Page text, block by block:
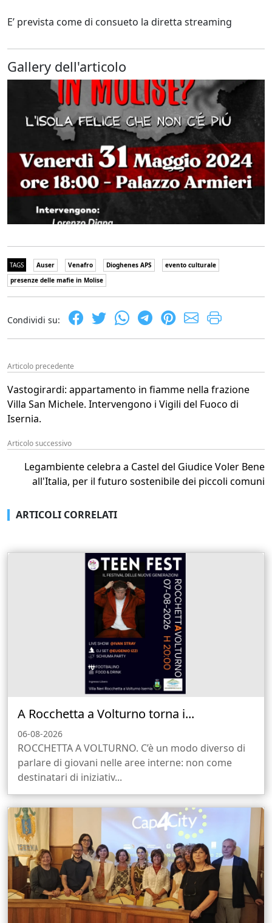
E’ prevista come di consueto la diretta streaming
Gallery dell'articolo
TAGS Auser Venafro Dioghenes APS
evento culturale
presenze delle mafie in Molise
Condividi su:
Articolo precedente
Vastogirardi: appartamento in fiamme nella frazione
Villa San Michele. Intervengono i Vigili del Fuoco di
Isernia.
Articolo successivo
Legambiente celebra a Castel del Giudice Voler Bene
all'Italia, per il futuro sostenibile dei piccoli comuni
ARTICOLI CORRELATI
A Rocchetta a Volturno torna i...
06-08-2026
ROCCHETTA A VOLTURNO. C’è un modo diverso di
parlare di giovani nelle aree interne: non come
destinatari di iniziativ...